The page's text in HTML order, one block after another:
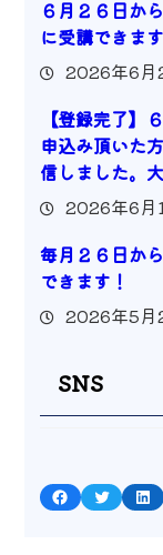
６月２６日か
に受講できま
2026年6月
【登録完了】
申込み頂いた
信しました。
2026年6月
毎月２６日か
できます！
2026年5月
SNS
Facebook Twitter LinkedIn